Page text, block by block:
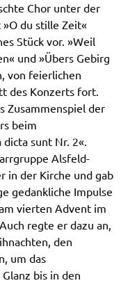
Chor unter der
du stille Zeit«
Stück vor. »Weil
und »Übers Gebirg
von feierlichen
des Konzerts fort.
Zusammenspiel der
beim
sunt Nr. 2«.
Alsfeld-
in der Kirche und gab
gedankliche Impulse
vierten Advent im
regte er dazu an,
den
um das
bis in den